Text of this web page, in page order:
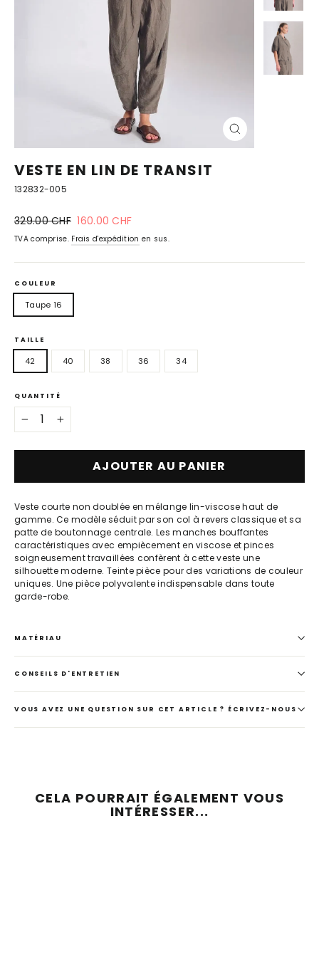
FERMER
(ESC)
VESTE EN LIN DE TRANSIT
132832-005
Prix
329.00 CHF prix
160.00 CHF
TVA comprise. Frais d'expédition en sus.
COULEUR
Taupe 16
TAILLE
42 40 38 36 34
QUANTITÉ
+
AJOUTER AU PANIER
Veste courte non doublée en mélange lin-viscose haut de
gamme. Ce modèle séduit par son col à revers classique et sa
patte de boutonnage centrale. Les manches bouffantes
caractéristiques avec empiècement en viscose et pinces
soigneusement travaillées confèrent à cette veste une
silhouette moderne. Teinte pièce pour des variations de couleur
uniques. Une pièce polyvalente indispensable dans toute
garde-robe.
MATÉRIAU
CONSEILS D'ENTRETIEN
VOUS AVEZ UNE QUESTION SUR CET ARTICLE ? ÉCRIVEZ-NOUS
CELA POURRAIT ÉGALEMENT VOUS
INTÉRESSER...